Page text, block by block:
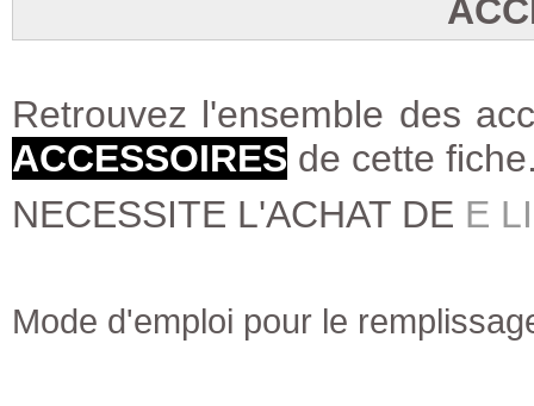
Retrouvez l'ensemble des
ACCESSOIRES de cette
NECESSITE L'ACHAT DE E
Mode d'emploi pour le